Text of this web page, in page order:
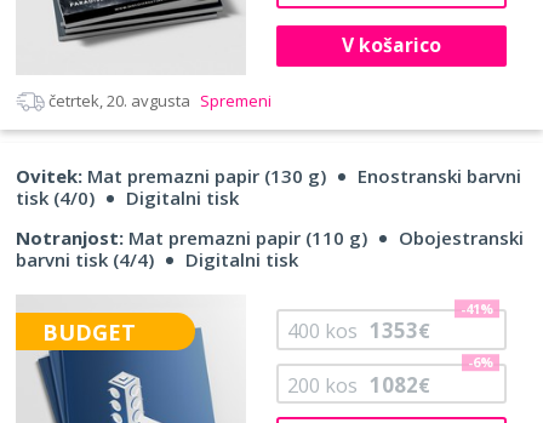
V košarico
četrtek, 20. avgusta Spremeni
Ovitek: Mat premazni papir (130 g)
Enostranski barvni
tisk (4/0)
Digitalni tisk
Notranjost: Mat premazni papir (110 g)
Obojestranski
barvni tisk (4/4)
Digitalni tisk
BUDGET
200 kos 1082€
-6%
400 kos 1353€
-41%